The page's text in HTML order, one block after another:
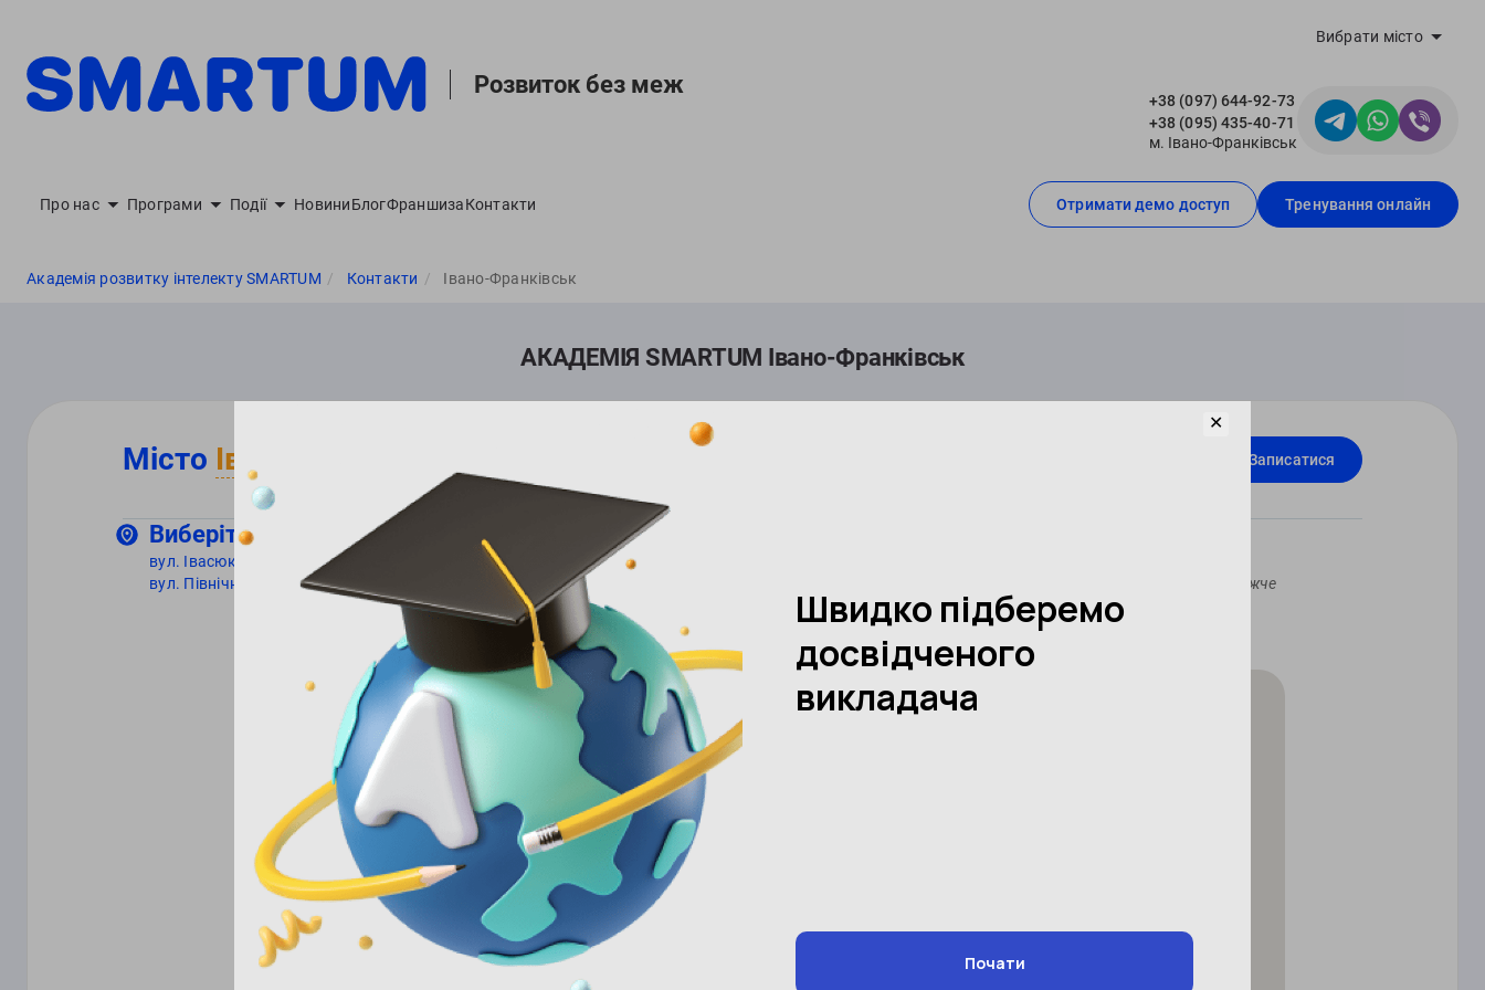
Розвиток без меж
Вибрати місто
+38 (097) 644-92-73
+38 (095) 435-40-71
м. Івано-Франківськ
Про нас Програми Події НовиниБлогФраншизаКонтакти Отримати демо доступ Тренування онлайн
Академія розвитку інтелекту SMARTUM Контакти Івано-Франківськ
АКАДЕМІЯ SMARTUM Івано-Франківськ
Місто Івано-Франківськ Записатися
Виберіть вулицю
вул. Івасюка, 7
вул. Північний бульвар, 12/4
Щоб переглянути контакти, виберіть центр на карті нижче
✕